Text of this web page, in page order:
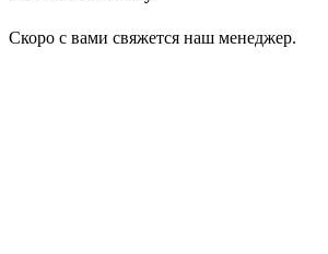
Скоро с вами свяжется наш менеджер.